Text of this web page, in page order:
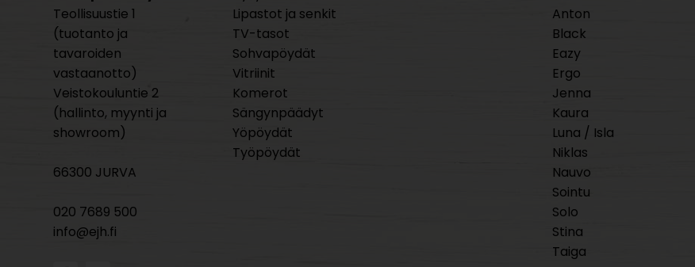
Teollisuustie 1
(tuotanto ja
tavaroiden
vastaanotto)
Veistokouluntie 2
(hallinto, myynti ja
showroom)
66300 JURVA
020 7689 500
info@ejh.fi
Lipastot ja senkit
TV-tasot
Sohvapöydät
Vitriinit
Komerot
Sängynpäädyt
Yöpöydät
Työpöydät
Anton
Black
Eazy
Ergo
Jenna
Kaura
Luna / Isla
Niklas
Nauvo
Sointu
Solo
Stina
Taiga